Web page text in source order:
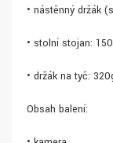
• nástěnný držák
• stolní stojan:
• držák na tyč:
Obsah balení: